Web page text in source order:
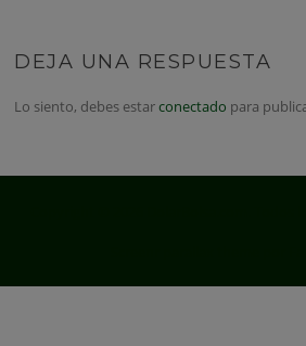
DEJA UNA RESPUESTA
Lo siento, debes estarconectado para